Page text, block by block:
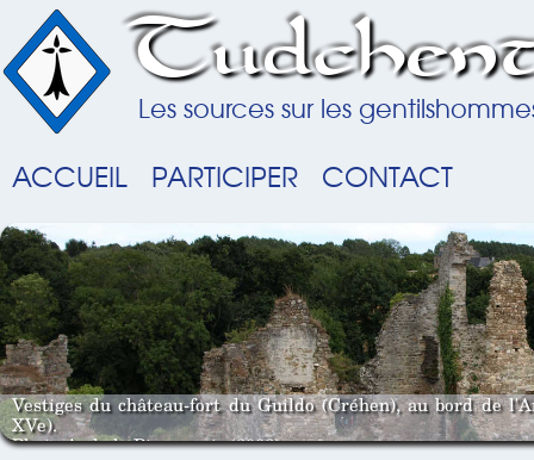
Les sources sur les
ACCUEIL PARTICIPER CONTACT
Vestiges du château-fort du Guildo (Créhen), au bord de
XVe).
Photo A. de la Pinsonnais (2008).